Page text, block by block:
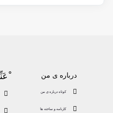
درباره ی من
کوتاه درباره ی من
کارنامه و ساخته ها